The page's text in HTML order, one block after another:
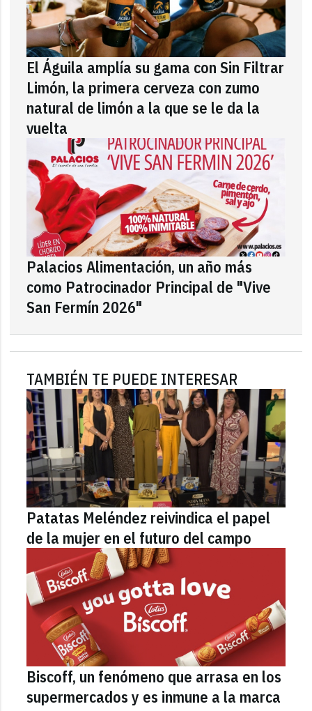
El Águila amplía su gama con Sin Filtrar
Limón, la primera cerveza con zumo
natural de limón a la que se le da la
vuelta
Palacios Alimentación, un año más
como Patrocinador Principal de "Vive
San Fermín 2026"
TAMBIÉN TE PUEDE INTERESAR
Patatas Meléndez reivindica el papel
de la mujer en el futuro del campo
Biscoff, un fenómeno que arrasa en los
supermercados y es inmune a la marca